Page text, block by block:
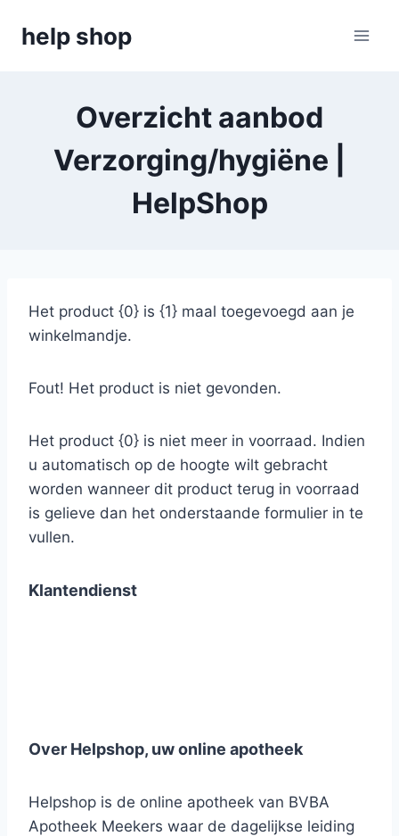
naarhelp shop
Overzicht aanbod
Verzorging/hygiëne |
HelpShop
Het product {0} is {1} maal toegevoegd aan je
winkelmandje.
Fout! Het product is niet gevonden.
Het product {0} is niet meer in voorraad. Indien
u automatisch op de hoogte wilt gebracht
worden wanneer dit product terug in voorraad
is gelieve dan het onderstaande formulier in te
vullen.
Klantendienst
Over Helpshop, uw online apotheek
Helpshop is de online apotheek van BVBA
Apotheek Meekers waar de dagelijkse leiding